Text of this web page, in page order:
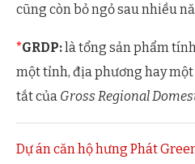
cũng còn bỏ ngỏ sau nhiều
*GRDP:là tổng sản phẩm
một tỉnh, địa phương hay
tắt của Gross Regional
Dự án căn hộ hưng Phát